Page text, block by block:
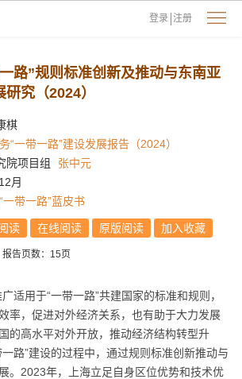
登录 注册
路”规则标准创新及推动与东南亚
究（2024）
棋
“一带一路”建设发展报告（2024）
院项目组
张中元
月
一带一路”蓝皮书
读 在线阅读 原版阅读 加入收藏
报告页数：15页
适用于“一带一路”共建国家的标准和规则，
率，促进对外经济关系，也有助于大力发展
的高水平对外开放，推动经济结构转型升
路”建设的过程中，通过规则标准创新推动与
。2023年，上海立足自身区位优势和技术优